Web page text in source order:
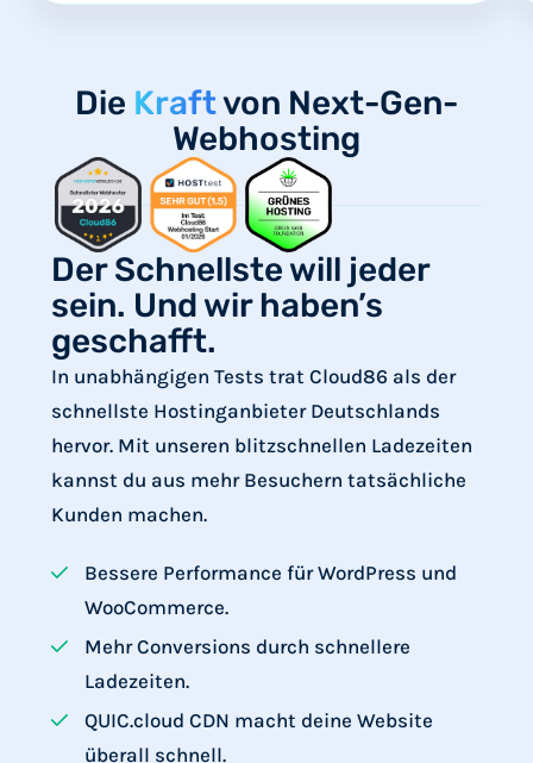
Die Kraftvon Next-Gen-
Webhosting
Der Schnellste will jeder
sein. Und wir haben’s
geschafft.
In unabhängigen Tests trat Cloud86 als der
schnellste Hostinganbieter Deutschlands
hervor. Mit unseren blitzschnellen Ladezeiten
kannst du aus mehr Besuchern tatsächliche
Kunden machen.
Bessere Performance für WordPress und
WooCommerce.
Mehr Conversions durch schnellere
Ladezeiten.
QUIC.cloud CDN macht deine Website
überall schnell.